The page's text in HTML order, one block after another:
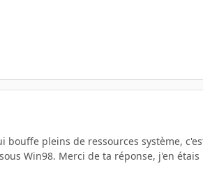
bouffe pleins de ressources système,
Win98. Merci de ta réponse, j'en